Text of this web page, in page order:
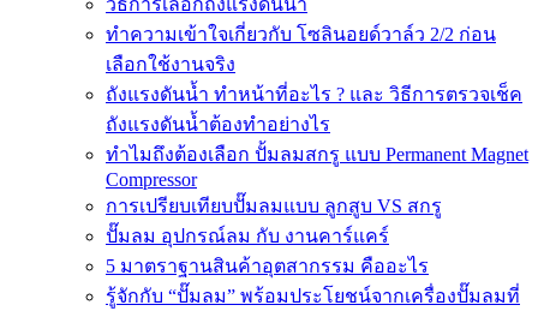
วิธีการเลือกถังแรงดันน้ำ
ทำความเข้าใจเกี่ยวกับ โซลินอยด์วาล์ว 2/2 ก่อน
เลือกใช้งานจริง
ถังแรงดันน้ำ ทำหน้าที่อะไร ? และ วิธีการตรวจเช็ค
ถังแรงดันน้ำต้องทำอย่างไร
ทำไมถึงต้องเลือก ปั้มลมสกรู แบบ Permanent Magnet
Compressor
การเปรียบเทียบปั๊มลมแบบ ลูกสูบ VS สกรู
ปั๊มลม อุปกรณ์ลม กับ งานคาร์แคร์
5 มาตราฐานสินค้าอุตสากรรม คืออะไร
รู้จักกับ “ปั๊มลม” พร้อมประโยชน์จากเครื่องปั๊มลมที่